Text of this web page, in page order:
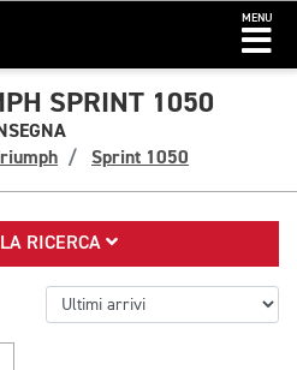
MENU
SPRINT 1050
Sprint 1050
RICERCA